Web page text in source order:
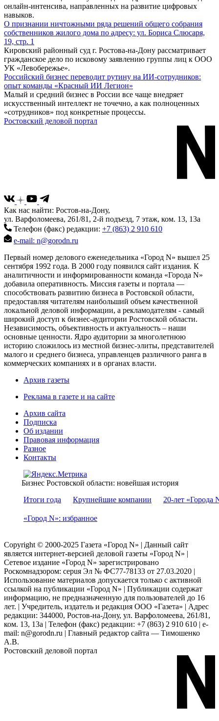
онлайн-интенсива, направленных на развитие цифровых
навыков.
О признании ничтожными ряда решений общего собрания
собственников жилого дома по адресу: ул. Бориса Слюсаря,
19, стр. 1
Кировский районный суд г. Ростова-на-Дону рассматривает
гражданское дело по исковому заявлению группы лиц к ООО
УК «Левобережье».
Российский бизнес переводит рутину на ИИ-сотрудников:
опыт команды «Красный ИИ Легион»
Малый и средний бизнес в России все чаще внедряет
искусственный интеллект не точечно, а как полноценных
«сотрудников» под конкретные процессы.
Ростовский деловой портал
Как нас найти: Ростов-на-Дону,
ул. Варфоломеева, 261/81, 2-й подъезд, 7 этаж, ком. 13, 13а
Телефон (факс) редакции: +7 (863) 2 910 610
e-mail: n@gorodn.ru
Первый номер делового еженедельника «Город N» вышел 25
сентября 1992 года. В 2000 году появился сайт издания. К
аналитичности и информированности команда «Города N»
добавила оперативность. Миссия газеты и портала —
способствовать развитию бизнеса в Ростовской области,
предоставляя читателям наибольший объем качественной
локальной деловой информации, а рекламодателям - самый
широкий доступ к бизнес-аудитории Ростовской области.
Независимость, объективность и актуальность – наши
основные ценности. Ядро аудитории за многолетнюю
историю сложилось из местной бизнес-элиты, представителей
малого и среднего бизнеса, управленцев различного ранга в
коммерческих компаниях и в органах власти.
Архив газеты
Реклама в газете и на сайте
Архив сайта
Подписка
Об издании
Правовая информация
Разное
Контакты
Бизнес Ростовской области: новейшая история
Итоги года
Крупнейшие компании 20-лет «Города
«Город N»: избранное
Copyright © 2000-2025 Газета «Город N» | Данный сайт
является интернет-версией деловой газеты «Город N» |
Сетевое издание «Город N» зарегистрировано
Роскомнадзором: серuя Эл № ФС77-78133 от 27.03.2020 |
Использование материалов допускается только с активной
ссылкой на публикации «Город N» | Публикации содержат
информацию, не предназначенную для пользователей до 16
лет. | Учредитель, издатель и редакция ООО «Газета» | Адрес
редакции: 344000, Ростов-на-Дону, ул. Варфоломеева, 261/81,
ком. 13, 13а | Телефон (факс) редакции: +7 (863) 2 910 610 | e-
mail: n@gorodn.ru | Главный редактор сайта — Тимошенко
А.В.
Ростовский деловой портал